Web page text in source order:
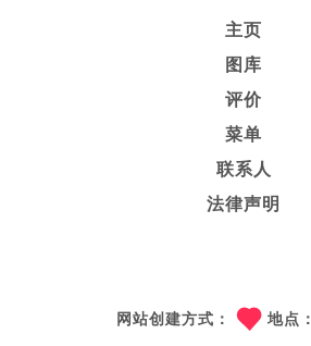
主页
图库
评价
菜单
联系人
法律声明
网站创建方式： 地点：